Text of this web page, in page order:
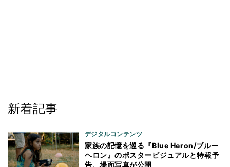
新着記事
デジタルコンテンツ
家族の記憶を巡る『Blue Heron/ブルー
ヘロン』のポスタービジュアルと特報予
告、場面写真が公開